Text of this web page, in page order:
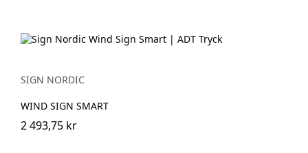
SIGN NORDIC
WIND SIGN SMART
2 493,75 kr